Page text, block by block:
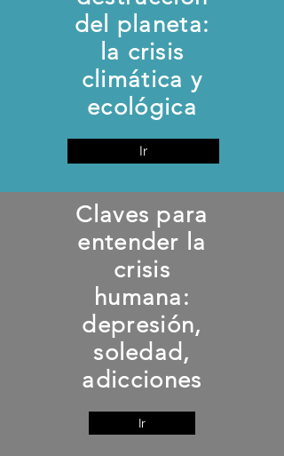
del planeta:
la crisis
climática y
ecológica
Ir
Claves para
entender la
crisis
humana:
depresión,
soledad,
adicciones
Ir